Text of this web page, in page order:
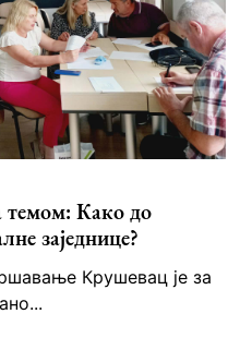
темом: Како до
заједнице?
Крушевац је за